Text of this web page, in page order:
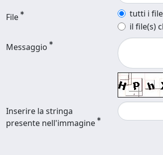
File
tutti i
il file(s)
Messaggio
Inserire la stringa
presente nell'immagine